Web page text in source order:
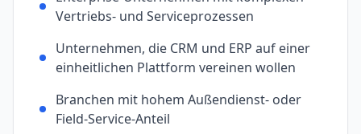
Vertriebs- und Serviceprozessen
Unternehmen, die CRM und ERP auf einer
einheitlichen Plattform vereinen wollen
Branchen mit hohem Außendienst- oder
Field-Service-Anteil